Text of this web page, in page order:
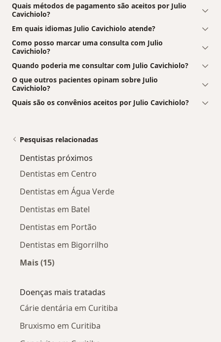
Quais métodos de pagamento são aceitos por Julio
Cavichiolo?
Em quais idiomas Julio Cavichiolo atende?
Como posso marcar uma consulta com Julio
Cavichiolo?
Quando poderia me consultar com Julio Cavichiolo?
O que outros pacientes opinam sobre Julio
Cavichiolo?
Quais são os convênios aceitos por Julio Cavichiolo?
Pesquisas relacionadas
Dentistas próximos
Dentistas em Centro
Dentistas em Água Verde
Dentistas em Batel
Dentistas em Portão
Dentistas em Bigorrilho
Mais (15)
Doenças mais tratadas
Cárie dentária em Curitiba
Bruxismo em Curitiba